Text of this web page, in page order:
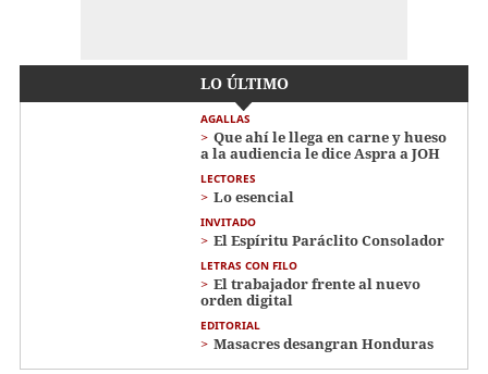
LO ÚLTIMO
AGALLAS
Que ahí le llega en carne y hueso
a la audiencia le dice Aspra a JOH
LECTORES
Lo esencial
INVITADO
El Espíritu Paráclito Consolador
LETRAS CON FILO
El trabajador frente al nuevo
orden digital
EDITORIAL
Masacres desangran Honduras